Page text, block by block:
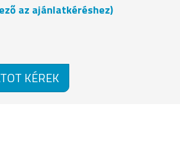
az ajánlatkéréshez)
KÉREK